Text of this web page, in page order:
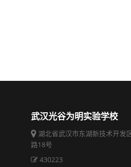
武汉光谷为明实验学校
湖北省武汉市东湖新技术开发
路18号
430223